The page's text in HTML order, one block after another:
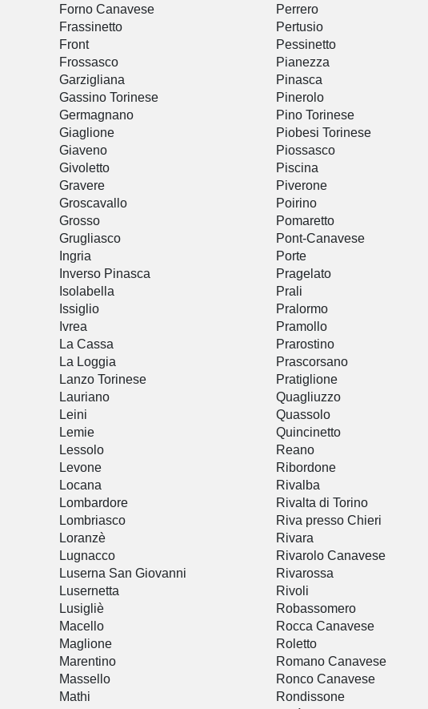
Forno Canavese
Frassinetto
Front
Frossasco
Garzigliana
Gassino Torinese
Germagnano
Giaglione
Giaveno
Givoletto
Gravere
Groscavallo
Grosso
Grugliasco
Ingria
Inverso Pinasca
Isolabella
Issiglio
Ivrea
La Cassa
La Loggia
Lanzo Torinese
Lauriano
Leini
Lemie
Lessolo
Levone
Locana
Lombardore
Lombriasco
Loranzè
Lugnacco
Luserna San Giovanni
Lusernetta
Lusigliè
Macello
Maglione
Marentino
Massello
Mathi
Perrero
Pertusio
Pessinetto
Pianezza
Pinasca
Pinerolo
Pino Torinese
Piobesi Torinese
Piossasco
Piscina
Piverone
Poirino
Pomaretto
Pont-Canavese
Porte
Pragelato
Prali
Pralormo
Pramollo
Prarostino
Prascorsano
Pratiglione
Quagliuzzo
Quassolo
Quincinetto
Reano
Ribordone
Rivalba
Rivalta di Torino
Riva presso Chieri
Rivara
Rivarolo Canavese
Rivarossa
Rivoli
Robassomero
Rocca Canavese
Roletto
Romano Canavese
Ronco Canavese
Rondissone